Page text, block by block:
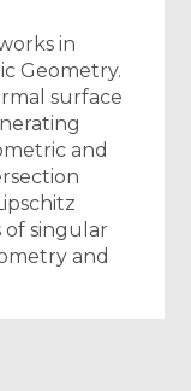
in
Geometry.
surface
and
of singular
and